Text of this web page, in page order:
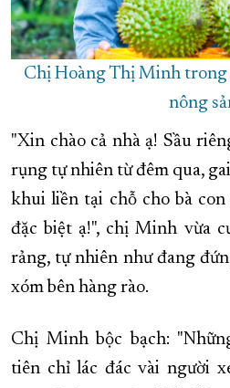
Chị Hoàng Thị Minh trong
nông
"Xin chào cả nhà ạ! Sầu
rụng tự nhiên từ đêm qua,
khui liền tại chỗ cho bà
đặc biệt ạ!", chị Minh vừa
rảng, tự nhiên như đang
xóm bên hàng rào.
Chị Minh bộc bạch:
tiên chỉ lác đác vài người